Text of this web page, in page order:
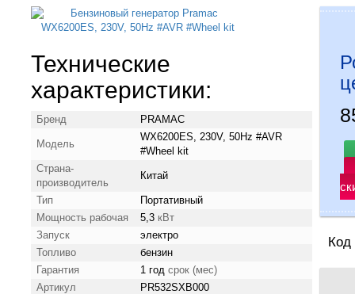
Технические
характеристики:
Бренд PRAMAC
Модель
WX6200ES, 230V, 50Hz #AVR
#Wheel kit
Страна-
производитель
Китай
Тип
Портативный
Мощность рабочая
5,3 кВт
Запуск
электро
Топливо
бензин
Гарантия
1 год срок (мес)
Артикул
PR532SXB000
Код